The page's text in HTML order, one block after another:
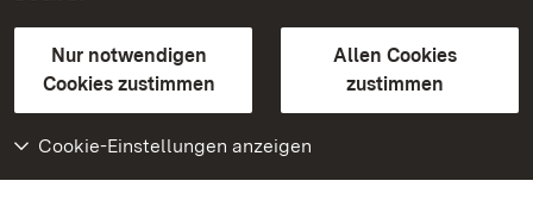
Nur notwendigen
Cookies zustimmen
Allen Cookies
zustimmen
Cookie-Einstellungen anzeigen
GebärdenspracheLeichte Sprache
Erklärung zur Barrierefreiheit
BITV-konform (geprüfte Seiten)
Weiteres